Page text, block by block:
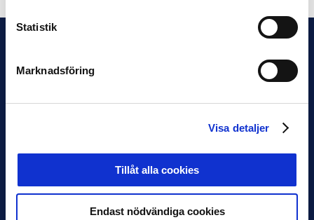
Statistik
Marknadsföring
Visa detaljer
Tillåt alla cookies
Endast nödvändiga cookies